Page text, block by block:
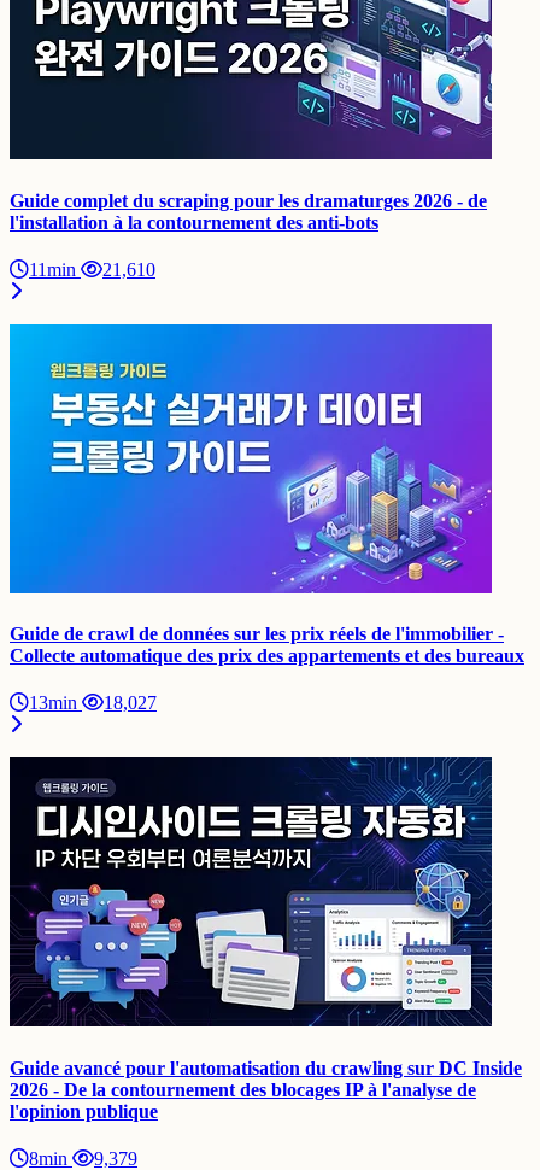
Guide complet du scraping pour les dramaturges 2026 - de
l'installation à la contournement des anti-bots
11min 21,610
Guide de crawl de données sur les prix réels de l'immobilier -
Collecte automatique des prix des appartements et des bureaux
13min 18,027
Guide avancé pour l'automatisation du crawling sur DC Inside
2026 - De la contournement des blocages IP à l'analyse de
l'opinion publique
8min 9,379